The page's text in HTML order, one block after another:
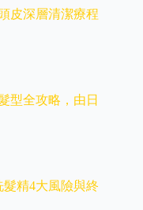
皮深層清潔療程
型全攻略，由日
精4大風險與終